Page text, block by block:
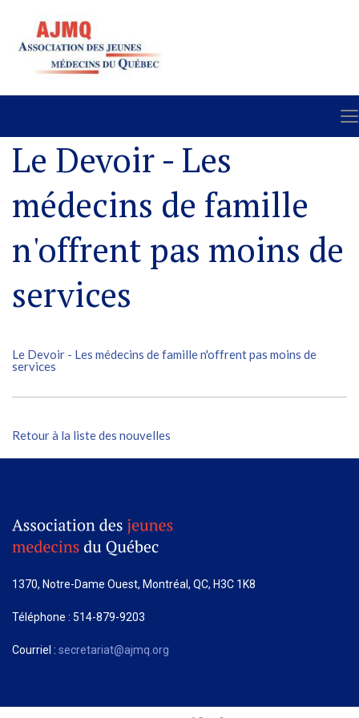
Le Devoir - Les
médecins de famille
n'offrent pas moins de
services
Le Devoir - Les médecins de famille n'offrent pas moins de
services
Retour à la liste des nouvelles
1370, Notre-Dame Ouest, Montréal, QC, H3C 1K8
Téléphone : 514-879-9203
Courriel : secretariat@ajmq.org